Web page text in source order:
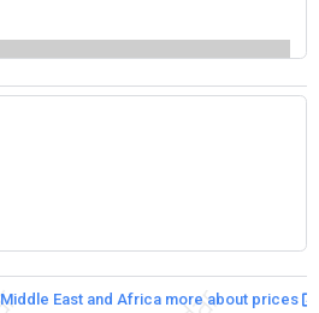
Middle East and Africa more about prices